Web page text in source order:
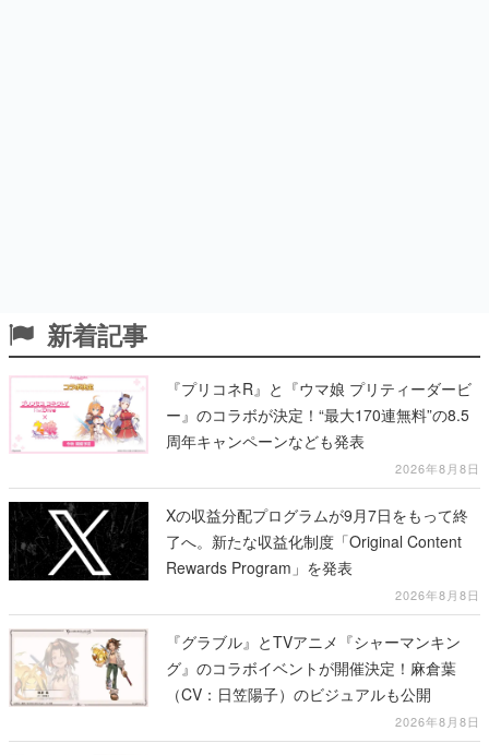
新着記事
『プリコネR』と『ウマ娘 プリティーダービ
ー』のコラボが決定！“最大170連無料”の8.5
周年キャンペーンなども発表
2026年8月8日
Xの収益分配プログラムが9月7日をもって終
了へ。新たな収益化制度「Original Content
Rewards Program」を発表
2026年8月8日
『グラブル』とTVアニメ『シャーマンキン
グ』のコラボイベントが開催決定！麻倉葉
（CV：日笠陽子）のビジュアルも公開
2026年8月8日